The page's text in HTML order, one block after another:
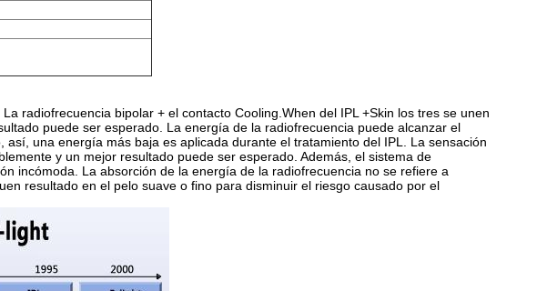
radiofrecuencia bipolar + el contacto Cooling.When del IPL +Skin los tres se unen
puede ser esperado. La energía de la radiofrecuencia puede alcanzar el
una energía más baja es aplicada durante el tratamiento del IPL. La sensación
y un mejor resultado puede ser esperado. Además, el sistema de
incómoda. La absorción de la energía de la radiofrecuencia no se refiere a
resultado en el pelo suave o fino para disminuir el riesgo causado por el